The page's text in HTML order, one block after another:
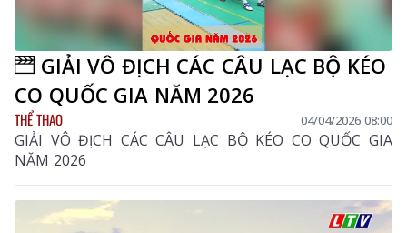
GIẢI VÔ ĐỊCH CÁC CÂU LẠC BỘ KÉO
CO QUỐC GIA NĂM 2026
THỂ THAO 04/04/2026 08:00
GIẢI VÔ ĐỊCH CÁC CÂU LẠC BỘ KÉO CO QUỐC GIA
NĂM 2026